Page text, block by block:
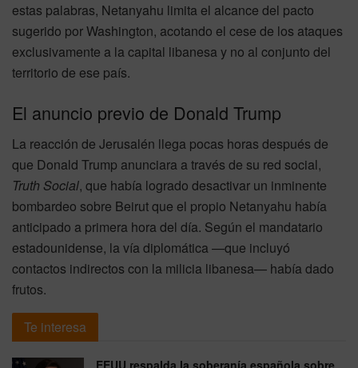
estas palabras, Netanyahu limita el alcance del pacto
sugerido por Washington, acotando el cese de los ataques
exclusivamente a la capital libanesa y no al conjunto del
territorio de ese país.
El anuncio previo de Donald Trump
La reacción de Jerusalén llega pocas horas después de
que Donald Trump anunciara a través de su red social,
Truth Social, que había logrado desactivar un inminente
bombardeo sobre Beirut que el propio Netanyahu había
anticipado a primera hora del día. Según el mandatario
estadounidense, la vía diplomática —que incluyó
contactos indirectos con la milicia libanesa— había dado
frutos.
Te interesa
EEUU respalda la soberanía española sobre